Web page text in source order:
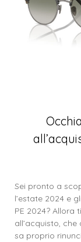
Sei pronto a
l’estate 2024 e
PE 2024? Allora
all’acquisto,
sa proprio